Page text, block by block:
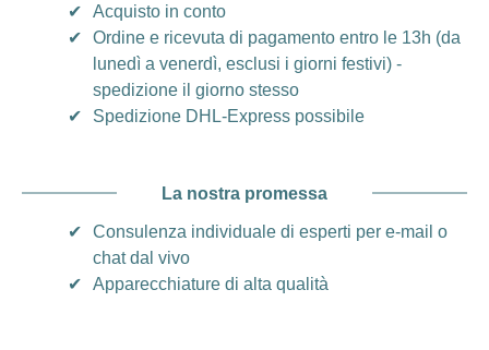
✔
Acquisto in conto
✔
Ordine e ricevuta di pagamento entro le 13h (da
lunedì a venerdì, esclusi i giorni festivi) -
spedizione il giorno stesso
✔
Spedizione DHL-Express possibile
La nostra promessa
✔
Consulenza individuale di esperti per e-mail o
chat dal vivo
✔
Apparecchiature di alta qualità